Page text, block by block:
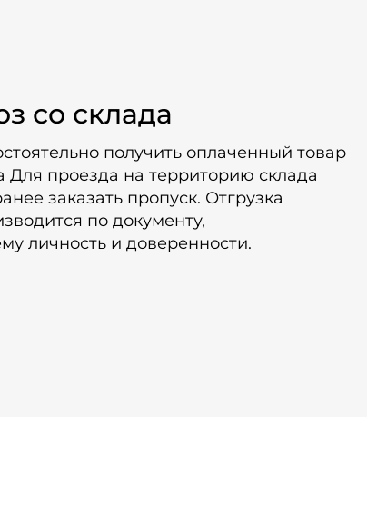
со склада
получить оплаченный товар
Для проезда на территорию склада
заказать пропуск. Отгрузка
по документу,
личность и доверенности.